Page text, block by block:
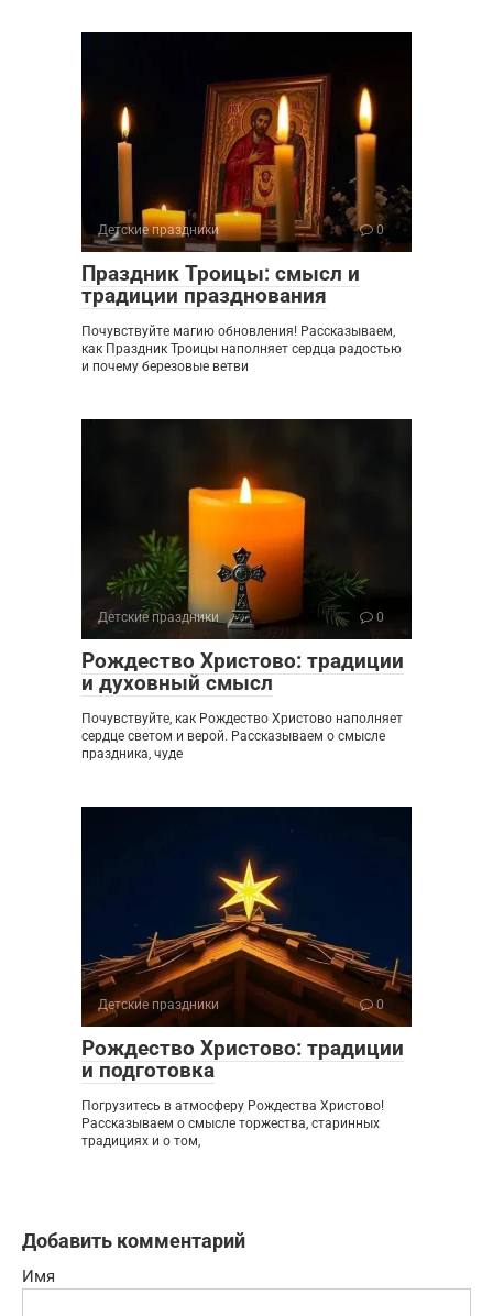
Детские праздники 0
Праздник Троицы: смысл и
традиции празднования
Почувствуйте магию обновления! Рассказываем,
как Праздник Троицы наполняет сердца радостью
и почему березовые ветви
Детские праздники 0
Рождество Христово: традиции
и духовный смысл
Почувствуйте, как Рождество Христово наполняет
сердце светом и верой. Рассказываем о смысле
праздника, чуде
Детские праздники 0
Рождество Христово: традиции
и подготовка
Погрузитесь в атмосферу Рождества Христово!
Рассказываем о смысле торжества, старинных
традициях и о том,
Добавить комментарий
Имя